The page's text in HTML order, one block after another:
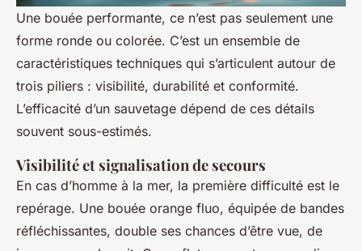
Une bouée performante, ce n’est pas seulement une
forme ronde ou colorée. C’est un ensemble de
caractéristiques techniques qui s’articulent autour de
trois piliers : visibilité, durabilité et conformité.
L’efficacité d’un sauvetage dépend de ces détails
souvent sous-estimés.
Visibilité et signalisation de secours
En cas d’homme à la mer, la première difficulté est le
repérage. Une bouée orange fluo, équipée de bandes
réfléchissantes, double ses chances d’être vue, de